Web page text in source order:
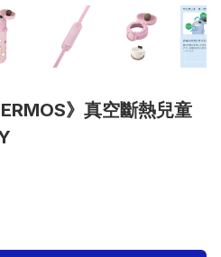
》真空斷熱兒童